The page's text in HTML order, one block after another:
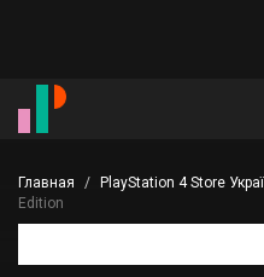
Главная PlayStation 4 Store
Edition